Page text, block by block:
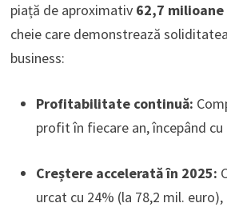
piață de aproximativ 62,7
cheie care demonstrează
business:
Profitabilitate continuă:
profit în fiecare an, începând cu
Creștere accelerată în 2025:
urcat cu 24% (la 78,2 mil.